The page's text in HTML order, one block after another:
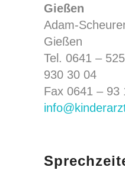
Gießen
Adam-
Gießen
Tel. 0641 –
930 30 04
Fax 0641 – 93